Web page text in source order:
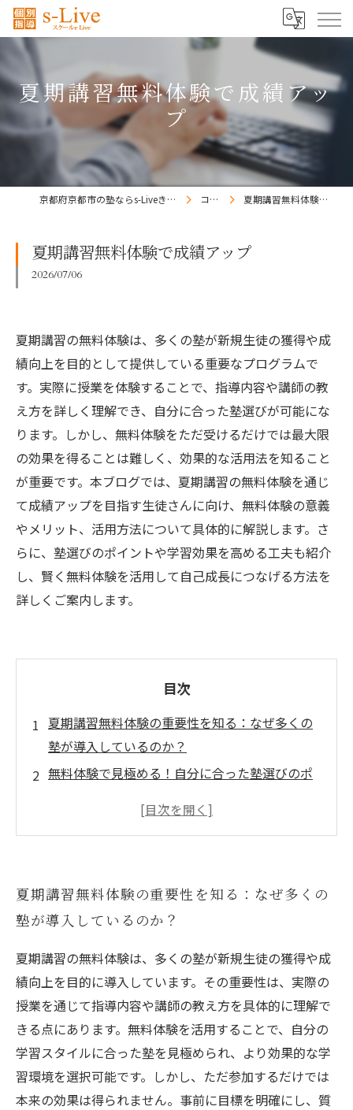
夏期講習無料体験で成績アッ
プ
京都府京都市の塾ならs-Liveきょうと梅小路校 コラム 夏期講習無料体験で成績アップ
夏期講習無料体験で成績アップ
2026/07/06
夏期講習の無料体験は、多くの塾が新規生徒の獲得や成
績向上を目的として提供している重要なプログラムで
す。実際に授業を体験することで、指導内容や講師の教
え方を詳しく理解でき、自分に合った塾選びが可能にな
ります。しかし、無料体験をただ受けるだけでは最大限
の効果を得ることは難しく、効果的な活用法を知ること
が重要です。本ブログでは、夏期講習の無料体験を通じ
て成績アップを目指す生徒さんに向け、無料体験の意義
やメリット、活用方法について具体的に解説します。さ
らに、塾選びのポイントや学習効果を高める工夫も紹介
し、賢く無料体験を活用して自己成長につなげる方法を
詳しくご案内します。
目次
夏期講習無料体験の重要性を知る：なぜ多くの
塾が導入しているのか？
無料体験で見極める！自分に合った塾選びのポ
無料体験を最大限に活かすための具体的な準備
ップにつなげる方法
夏期講習無料体験で得た成果を次の学習にどう
活かすか？成功への道筋
無料体験だけじゃない！夏期講習で差がつく学
習法とは？
賢く選ぼう！夏期講習無料体験で理想の塾を見
つける5つのコツ
夏期講習無料体験の重要性を知る：なぜ多くの
塾が導入しているのか？
夏期講習の無料体験は、多くの塾が新規生徒の獲得や成
績向上を目的に導入しています。その重要性は、実際の
授業を通じて指導内容や講師の教え方を具体的に理解で
きる点にあります。無料体験を活用することで、自分の
学習スタイルに合った塾を見極められ、より効果的な学
習環境を選択可能です。しかし、ただ参加するだけでは
本来の効果は得られません。事前に目標を明確にし、質